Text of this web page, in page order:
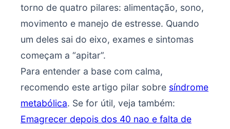
torno de quatro pilares: alimentação, sono,
movimento e manejo de estresse. Quando
um deles sai do eixo, exames e sintomas
começam a “apitar”.
Para entender a base com calma,
recomendo este artigo pilar sobre síndrome
metabólica. Se for útil, veja também:
Emagrecer depois dos 40 nao e falta de